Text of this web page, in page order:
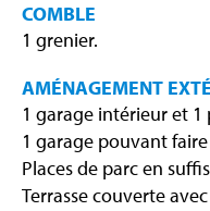
COMBLE
1 grenier.
AMÉNAGEMENT
1 garage intérieur et
1 garage pouvant
Places de parc en
Terrasse couverte